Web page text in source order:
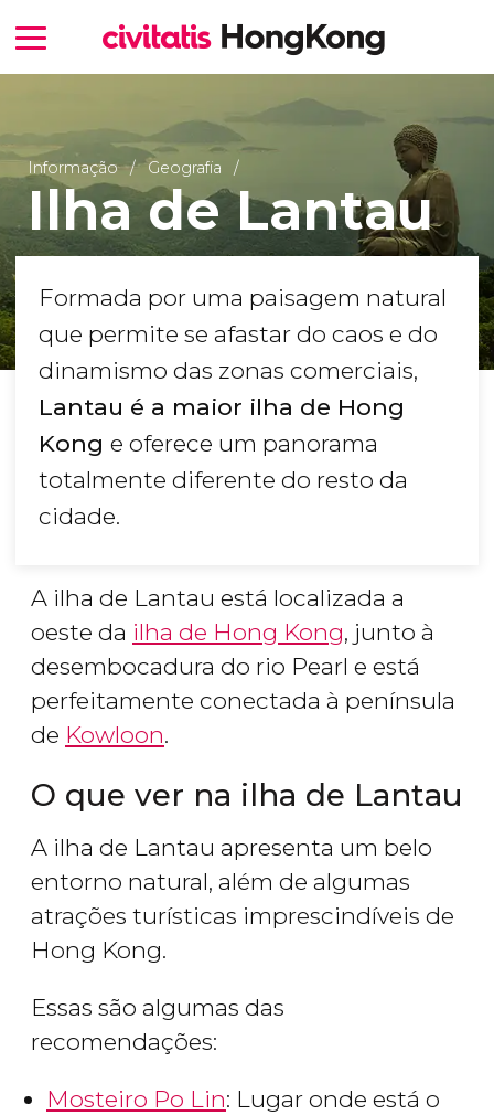
Informação Geografia
Ilha de Lantau
Formada por uma paisagem natural
que permite se afastar do caos e do
dinamismo das zonas comerciais,
Lantau é a maior ilha de Hong
Kong e oferece um panorama
totalmente diferente do resto da
cidade.
A ilha de Lantau está localizada a
oeste da ilha de Hong Kong, junto à
desembocadura do rio Pearl e está
perfeitamente conectada à península
de Kowloon.
O que ver na ilha de Lantau
A ilha de Lantau apresenta um belo
entorno natural, além de algumas
atrações turísticas imprescindíveis de
Hong Kong.
Essas são algumas das
recomendações:
Mosteiro Po Lin: Lugar onde está o